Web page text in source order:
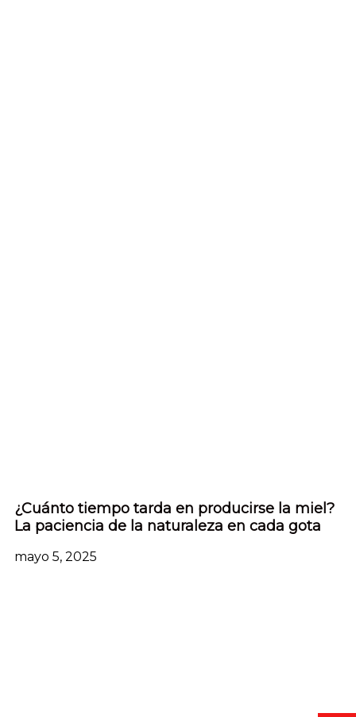
¿Cuánto tiempo tarda en producirse la miel?
La paciencia de la naturaleza en cada gota
mayo 5, 2025